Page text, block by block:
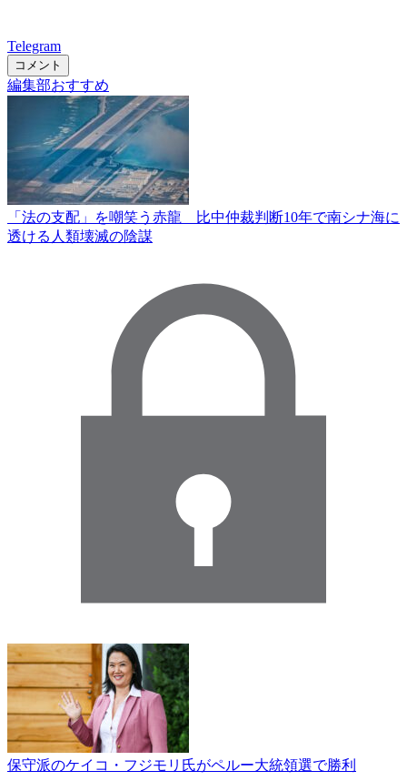
Telegram
コメント
編集部おすすめ
「法の支配」を嘲笑う赤龍 比中仲裁判断10年で南シナ海に
透ける人類壊滅の陰謀
保守派のケイコ・フジモリ氏がペルー大統領選で勝利